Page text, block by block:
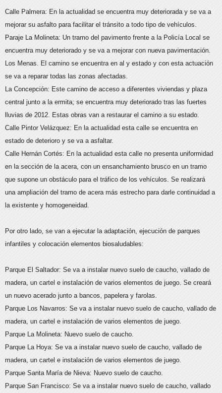
Calle Palmera: En la actualidad se encuentra muy deteriorada y se va a
mejorar su asfalto para facilitar el tránsito a todo tipo de vehículos.
Paraje La Molineta: Un tramo del pavimento frente a la Policía Local se
encuentra muy deteriorado y se va a mejorar con nueva pavimentación.
Los Menas. El camino se encuentra en al y estado y con esta actuación
se va a reparar todas las zonas afectadas.
La Concepción: Este camino de acceso a diferentes viviendas y plaza
central junto a la ermita; se encuentra muy deteriorado tras las fuertes
lluvias de 2012. Estas obras van a restaurar el camino a su estado.
Calle Pintor Velázquez: En la actualidad esta calle se encuentra en
estado de deterioro y se va a asfaltar.
Calle Hernán Cortés: En la actualidad esta calle no presenta uniformidad
en la sección de la acera, con un ensanchamiento brusco en un tramo
que supone un obstáculo para el tráfico de los vehículos. Se realizará
una ampliación del tramo de acera más estrecho para darle continuidad a
la existente y homogeneidad.
Por otro lado, se van a ejecutar la adaptación, ejecución de parques
infantiles y colocación elementos biosaludables:
Parque El Saltador: Se va a instalar nuevo suelo de caucho, vallado de
madera, un cartel e instalación de varios elementos de juego. Se creará
un nuevo acerado junto a bancos, papelera y farolas.
Parque Los Navarros: Se va a instalar nuevo suelo de caucho, vallado de
madera, un cartel e instalación de varios elementos de juego.
Parque La Molineta: Nuevo suelo de caucho.
Parque La Hoya: Se va a instalar nuevo suelo de caucho, vallado de
madera, un cartel e instalación de varios elementos de juego.
Parque Santa María de Nieva: Nuevo suelo de caucho.
Parque San Francisco: Se va a instalar nuevo suelo de caucho, vallado